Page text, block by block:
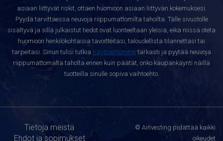
asiaan liittyvät riskit, ottaen huomioon asiaan liittyvän kokemuksesi.
Pyydä tarvittaessa neuvoja riippumattomilta tahoilta. Tälle sivustolle
sisältyvä ja sillä julkaistut tiedot ovat luonteeltaan yleisiä, eikä niissä oteta
huomioon henkilökohtaisia tavoitteitasi, taloudellista tilannettasi tai
tarpeitasi. Sinun tulisi tutkia Käyttöehtomme tarkasti ja pyytää neuvoja
riippumattomalta taholta ennen kuin päätät, onko kaupankäynti näillä
tuotteilla sinulle sopiva vaihtoehto.
Tietoja meistä
Ehdot ja sopimukset
© Ainvesting pidättää kaikki
oikeudet